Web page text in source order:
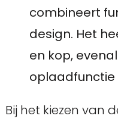
combineert
design. Het
en kop,
Bij het kiezen van